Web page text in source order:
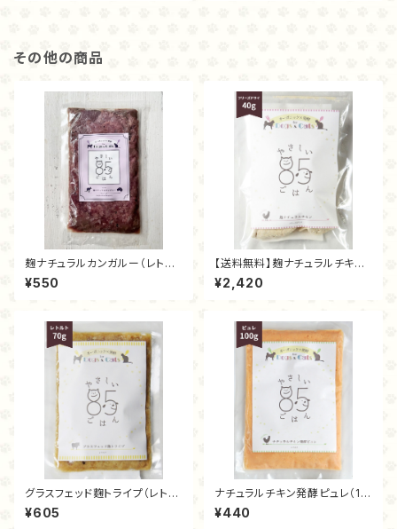
その他の商品
麹ナチュラルカンガルー（レトル
ト70g）
¥550
【送料無料】麹ナチュラルチキン
（フリーズドライ40ｇ）
¥2,420
グラスフェッド麴トライプ（レトル
ト70ｇ）
¥605
ナチュラルチキン発酵ピュレ（10
0ｇ）
¥440